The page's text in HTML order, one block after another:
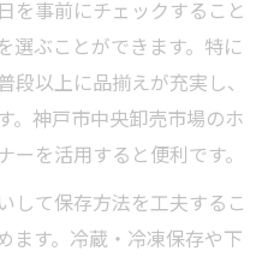
を事前にチェックすること
選ぶことができます。特に
以上に品揃えが充実し、
。神戸市中央卸売市場のホ
を活用すると便利です。
して保存方法を工夫するこ
ます。冷蔵・冷凍保存や下